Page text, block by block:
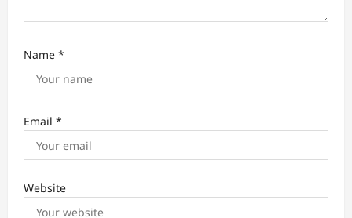
Name *
Email *
Website